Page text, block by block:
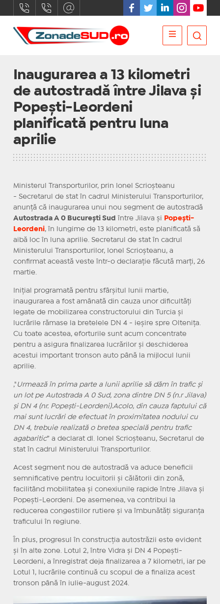
Inaugurarea a 13 kilometri
de autostradă între Jilava și
Popești-Leordeni
planificată pentru luna
aprilie
Ministerul Transporturilor, prin Ionel Scrioșteanu
- Secretarul de stat în cadrul Ministerului Transporturilor,
anunță că inaugurarea unui nou segment de autostradă
Autostrada A 0 București Sud între Jilava și
Popești-
Leordeni, în lungime de 13 kilometri, este planificată să
aibă loc în luna aprilie. Secretarul de stat în cadrul
Ministerului Transporturilor, Ionel Scrioșteanu, a
confirmat această veste într-o declarație făcută marți, 26
martie.
Inițial programată pentru sfârșitul lunii martie,
inaugurarea a fost amânată din cauza unor dificultăți
legate de mobilizarea constructorului din Turcia și
lucrările rămase la bretelele DN 4 - ieșire spre Oltenița.
Cu toate acestea, eforturile sunt acum concentrate
pentru a asigura finalizarea lucrărilor și deschiderea
acestui important tronson auto până la mijlocul lunii
aprilie.
," Urmează în prima parte a lunii aprilie să dăm în trafic și
un lot pe Autostrada A 0 Sud, zona dintre DN 5 (n.r Jilava)
și DN 4 (nr. Popești-Leordeni).Acolo, din cauza faptului că
mai sunt lucrări de efectuat în proximitatea nodului cu
DN 4, trebuie realizată o bretea specială pentru trafic
agabaritic” a declarat dl. Ionel Scrioșteanu, Secretarul de
stat în cadrul Ministerului Transporturilor.
Acest segment nou de autostradă va aduce beneficii
semnificative pentru locuitorii și călătorii din zonă,
facilitând mobilitatea și conexiunile rapide între Jilava și
Popești-Leordeni. De asemenea, va contribui la
reducerea congestiilor rutiere și va îmbunătăți siguranța
traficului în regiune.
În plus, progresul în construcția autostrăzii este evident
și în alte zone. Lotul 2, între Vidra și DN 4 Popești-
Leordeni, a înregistrat deja finalizarea a 7 kilometri, iar pe
Lotul 1, lucrările continuă cu scopul de a finaliza acest
tronson până în iulie-august 2024.